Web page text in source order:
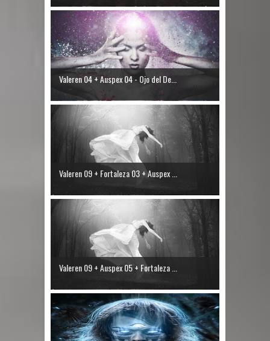
Valeren 04 + Auspex 04 - Ojo del De...
Valeren 09 + Fortaleza 03 + Auspex ...
Valeren 09 + Auspex 05 + Fortaleza ...